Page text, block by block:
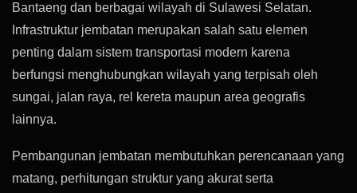
Bantaeng dan berbagai wilayah di Sulawesi Selatan.
Infrastruktur jembatan merupakan salah satu elemen
penting dalam sistem transportasi modern karena
berfungsi menghubungkan wilayah yang terpisah oleh
sungai, jalan raya, rel kereta maupun area geografis
lainnya.
Pembangunan jembatan membutuhkan perencanaan yang
matang, perhitungan struktur yang akurat serta